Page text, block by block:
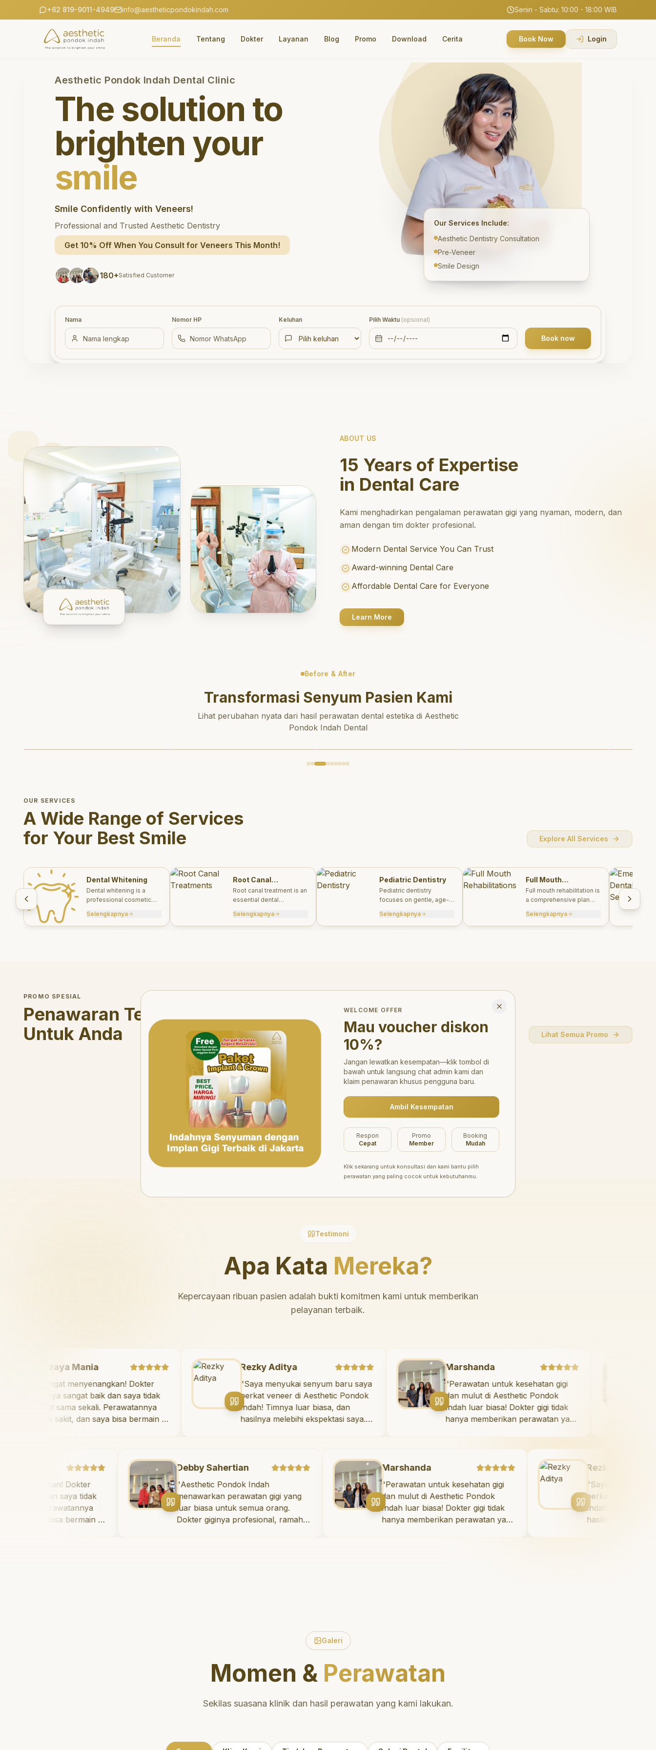
+62 819-9011-4949 info@aestheticpondokindah.com Senin - Sabtu: 10:00 - 18:00 WIB
Beranda Tentang Dokter Layanan Blog Promo Download Cerita Book Now Login
Aesthetic Pondok Indah Dental Clinic
The solution to
brighten your
smile
Smile Confidently with Veneers!
Professional and Trusted Aesthetic Dentistry
Get 10% Off When You Consult for Veneers This Month!
180+Satisfied Customer
Our Services Include:
Aesthetic Dentistry Consultation
Pre-Veneer
Smile Design
Nama Nomor HP Keluhan Pilih Waktu (opsional)
Book now
ABOUT US
15 Years of Expertise
in Dental Care
Kami menghadirkan pengalaman perawatan gigi yang nyaman, modern, dan
aman dengan tim dokter profesional.
Modern Dental Service You Can Trust
Award-winning Dental Care
Affordable Dental Care for Everyone
Learn More
Before & After
Transformasi Senyum Pasien Kami
Lihat perubahan nyata dari hasil perawatan dental estetika di Aesthetic
Pondok Indah Dental
OUR SERVICES
A Wide Range of Services
for Your Best Smile
Explore All Services
Dental Whitening
Dental whitening is a
professional cosmetic
brighten your smile safely
and effectively.
Selengkapnya
Root Canal
Treatments
Root canal treatment is an
essential dental
save a tooth that has
been severely damaged
Selengkapnya
Pediatric Dentistry
Pediatric dentistry
focuses on gentle, age-
for infants, children, and
teens.
Selengkapnya
Full Mouth
Rehabilitations
Full mouth rehabilitation is
a comprehensive plan
aesthetic treatments to
rebuild function, comfort,
Selengkapnya
PROMO SPESIAL
Penawaran Terbatas
Untuk Anda
Lihat Semua Promo
Belum ada promo tersedia saat ini.
Testimoni
Apa Kata Mereka?
Kepercayaan ribuan pasien adalah bukti komitmen kami untuk memberikan
pelayanan terbaik.
Mazaya Mania
"Sangat menyenangkan! Dokter
giginya sangat baik dan saya tidak
takut sama sekali. Perawatannya
tidak sakit, dan saya bisa bermain di
Rezky Aditya
"Saya menyukai senyum baru saya
berkat veneer di Aesthetic Pondok
Indah! Timnya luar biasa, dan
hasilnya melebihi ekspektasi saya.
Marshanda
"Perawatan untuk kesehatan gigi
dan mulut di Aesthetic Pondok
Indah luar biasa! Dokter gigi tidak
hanya memberikan perawatan yang
mengedukasi saya mengenai teknik
perawatan dan pembersihan gigi
yang tepat. Sangat
direkomendasikan!
Dokter
dan saya tidak
Perawatannya
bisa bermain di
Debby Sahertian
"Aesthetic Pondok Indah
menawarkan perawatan gigi yang
luar biasa untuk semua orang.
Dokter giginya profesional, ramah,
Marshanda
"Perawatan untuk kesehatan gigi
dan mulut di Aesthetic Pondok
Indah luar biasa! Dokter gigi tidak
hanya memberikan perawatan yang
Rezky Aditya
"Saya menyukai senyum
berkat veneer di Aesthetic
Indah! Timnya luar biasa,
hasilnya melebihi
Galeri
Momen & Perawatan
Sekilas suasana klinik dan hasil perawatan yang kami lakukan.
Welcome Offer
WELCOME OFFER
Mau voucher diskon
10%?
Jangan lewatkan kesempatan—klik tombol di
bawah untuk langsung chat admin kami dan
klaim penawaran khusus pengguna baru.
Ambil Kesempatan
Respon
Cepat
Promo
Member
Booking
Mudah
Klik sekarang untuk konsultasi dan kami bantu pilih
perawatan yang paling cocok untuk kebutuhanmu.
Close